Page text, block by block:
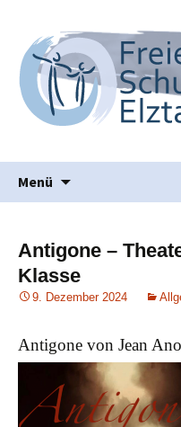
Freie Schule
Waldorfpädagogik
Menü
zum
Antigone –
Klasse
9. Dezember 2024
Antigone von Jean